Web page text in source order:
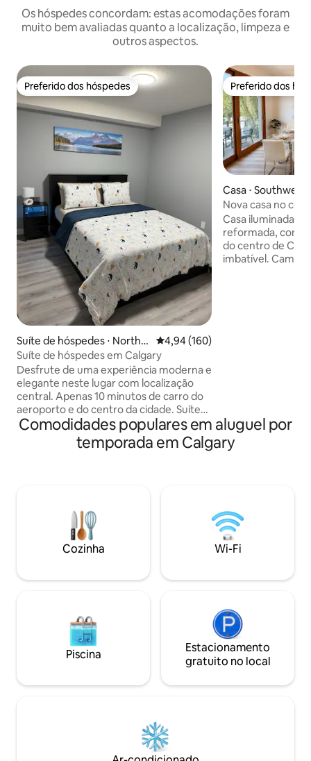
Os hóspedes concordam: estas acomodações foram
muito bem avaliadas quanto a localização, limpeza e
outros aspectos.
Preferido dos hóspedes
Preferido dos hóspedes
Suíte de hóspedes ⋅ Northw
est Calgary
4,94 de uma avaliação média de
4,94 (160)
Suíte de hóspedes em Calgary
Desfrute de uma experiência moderna e
elegante neste lugar com localização
central. Apenas 10 minutos de carro do
aeroporto e do centro da cidade. Suíte
totalmente privativa oferece conforto e
conveniência. Retiro aconchegante
perfeito para exploradores da cidade,
Deerfoot ficam a 2 minutos de distância.
O enorme gramado na parte de trás
oferece vista para a pista do aeroporto.
Esta suíte dispõe de entrada privativa,
estacionamento gratuito na rua.
Preferido dos
Preferido dos
Casa ⋅ Southwest
Nova casa no
pátios incríveis /
parte!
Casa iluminada,
reformada, com
do centro de
imbatível.
banheiro
BL306045
Comodidades populares em aluguel por
temporada em Calgary
Cozinha Wi-Fi
Piscina
Estacionamento
gratuito no local